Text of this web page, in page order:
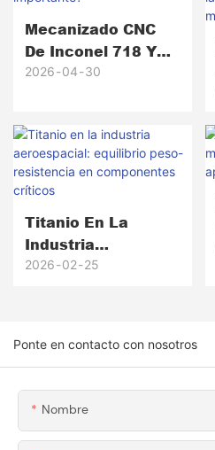
Mecanizado CNC
De Inconel 718 Y
Materiales
Por Qué Es
Importante?
2026 04 30
Titanio En La
Industria
Aeroespacial:
Críticos
2026 02 25
Ponte en contacto con nosotros
Nombre